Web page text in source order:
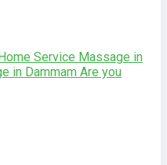
Service Massage in
in Dammam Are you